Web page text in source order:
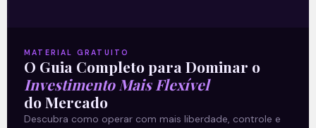
Sobre nós
Termos e Condições
Política de Privacidade
MATERIAL GRATUITO
O Guia Completo para Dominar o
Investimento Mais Flexível
do Mercado
Descubra como operar com mais liberdade, controle e